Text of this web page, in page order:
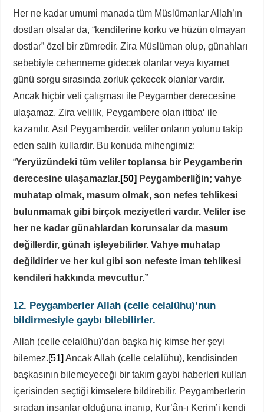
Her ne kadar umumi manada tüm Müslümanlar Allah’ın
dostları olsalar da, “kendilerine korku ve hüzün olmayan
dostlar” özel bir zümredir. Zira Müslüman olup, günahları
sebebiyle cehenneme gidecek olanlar veya kıyamet
günü sorgu sırasında zorluk çekecek olanlar vardır.
Ancak hiçbir veli çalışması ile Peygamber derecesine
ulaşamaz. Zira velilik, Peygambere olan ittiba‘ ile
kazanılır. Asıl Peygamberdir, veliler onların yolunu takip
eden salih kullardır. Bu konuda mihengimiz:
“Yeryüzündeki tüm veliler toplansa bir Peygamberin
derecesine ulaşamazlar.[50] Peygamberliğin; vahye
muhatap olmak, masum olmak, son nefes tehlikesi
bulunmamak gibi birçok meziyetleri vardır. Veliler ise
her ne kadar günahlardan korunsalar da masum
değillerdir, günah işleyebilirler. Vahye muhatap
değildirler ve her kul gibi son nefeste iman tehlikesi
kendileri hakkında mevcuttur.”
12. Peygamberler Allah(celle celalühu)’nun
bildirmesiyle gaybı bilebilirler.
Allah (celle celalühu)’dan başka hiç kimse her şeyi
bilemez.[51] Ancak Allah (celle celalühu), kendisinden
başkasının bilemeyeceği bir takım gaybi haberleri kulları
içerisinden seçtiği kimselere bildirebilir. Peygamberlerin
sıradan insanlar olduğuna inanıp, Kur’ân-ı Kerim’i kendi